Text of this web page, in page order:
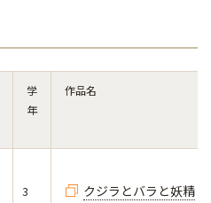
学
年
作品名
3 クジラとバラと妖精